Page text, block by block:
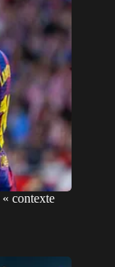
contexte